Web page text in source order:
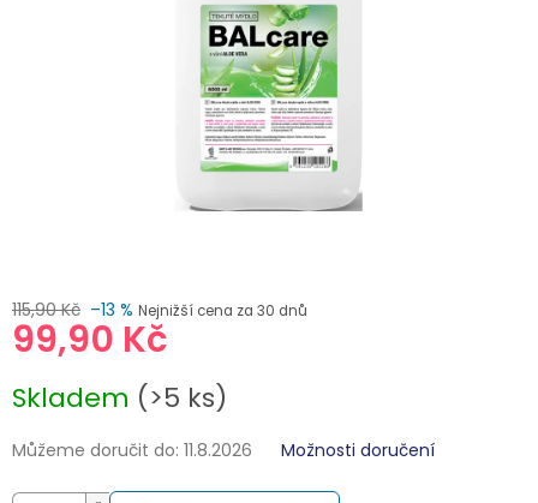
115,90 Kč –13 % Nejnižší cena za 30 dnů
99,90 Kč
cena:
Skladem (>5 ks)
Můžeme doručit do: 11.8.2026 Možnosti doručení